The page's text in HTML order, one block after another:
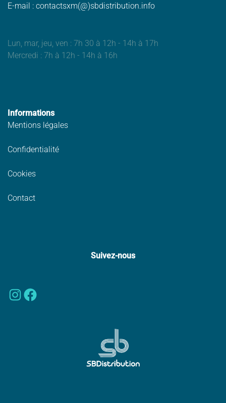
E-mail : contactsxm(@)sbdistribution.info
Lun, mar, jeu, ven : 7h 30 à 12h - 14h à 17h
Mercredi : 7h à 12h - 14h à 16h
Informations
Mentions légales
Confidentialité
Cookies
Contact
Suivez-nous
Instagram
Facebook